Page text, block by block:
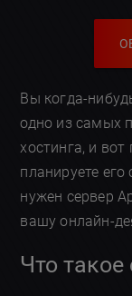
Вы когда-
одно из самых
хостинга, и
планируете
нужен сервер
вашу онлайн-
Что такое